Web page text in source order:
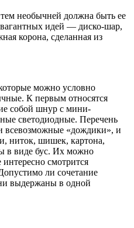
необычней должна быть ее
идей — диско-шар,
корона, сделанная из
можно условно
К первым относятся
собой шнур с мини-
светодиодные. Перечень
всевозможные «дождики», и
ниток, шишек, картона,
в виде бус. Их можно
смотрится
ли сочетание
выдержаны в одной